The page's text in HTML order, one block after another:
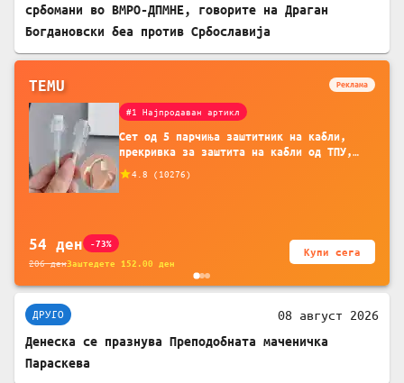
србомани во ВМРО-ДПМНЕ, говорите на Драган
Богдановски беа против Србославија
TEMU Реклама
#1 Најпродаван артикл
Сет од 5 парчиња заштитник на кабли,
прекривка за заштита на кабли од ТПУ,
батерија, за мобилни телефони, комплет
4.8 ( 10276)
54 ден -73%
206денЗаштедете 152.00 ден
Купи сега
ДРУГО 08 август 2026
Денеска се празнува Преподобната маченичка
Параскева